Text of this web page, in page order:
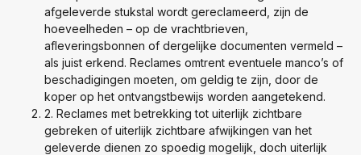
afgeleverde stukstal wordt gereclameerd, zijn de
hoeveelheden – op de vrachtbrieven,
afleveringsbonnen of dergelijke documenten vermeld –
als juist erkend. Reclames omtrent eventuele manco’s of
beschadigingen moeten, om geldig te zijn, door de
koper op het ontvangstbewijs worden aangetekend.
2. Reclames met betrekking tot uiterlijk zichtbare
gebreken of uiterlijk zichtbare afwijkingen van het
geleverde dienen zo spoedig mogelijk, doch uiterlijk